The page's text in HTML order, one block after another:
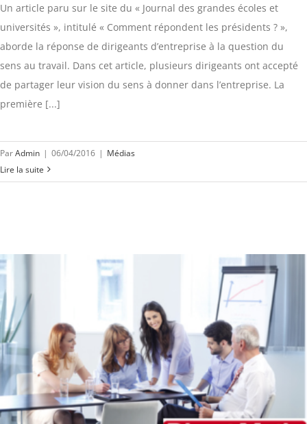
Un article paru sur le site du « Journal des grandes écoles et
universités », intitulé « Comment répondent les présidents ? »,
aborde la réponse de dirigeants d’entreprise à la question du
sens au travail. Dans cet article, plusieurs dirigeants ont accepté
de partager leur vision du sens à donner dans l’entreprise. La
première [...]
ParAdmin | 06/04/2016 | Médias
Lire la suite